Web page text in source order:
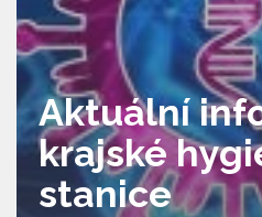
Aktuální
krajské
stanice